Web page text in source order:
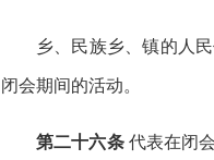
乡、民族乡、镇的人
闭会期间的活动。
第二十六条代表在闭